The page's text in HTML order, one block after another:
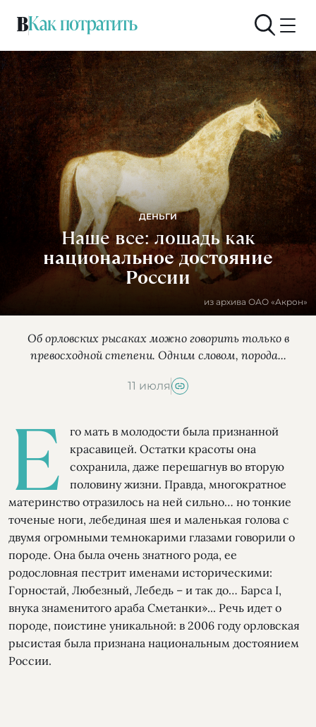
ДЕНЬГИ
Наше все: лошадь как
национальное достояние
России
из архива ОАО «Акрон»
Об орловских рысаках можно говорить только в
превосходной степени. Одним словом, порода...
11 июля
Е
го мать в молодости была признанной
красавицей. Остатки красоты она
сохранила, даже перешагнув во вторую
половину жизни. Правда, многократное
материнство отразилось на ней сильно… но тонкие
точеные ноги, лебединая шея и маленькая голова с
двумя огромными темнокарими глазами говорили о
породе. Она была очень знатного рода, ее
родословная пестрит именами историческими:
Горностай, Любезный, Лебедь – и так до… Барса I,
внука знаменитого араба Сметанки»... Речь идет о
породе, поистине уникальной: в 2006 году орловская
рысистая была признана национальным достоянием
России.